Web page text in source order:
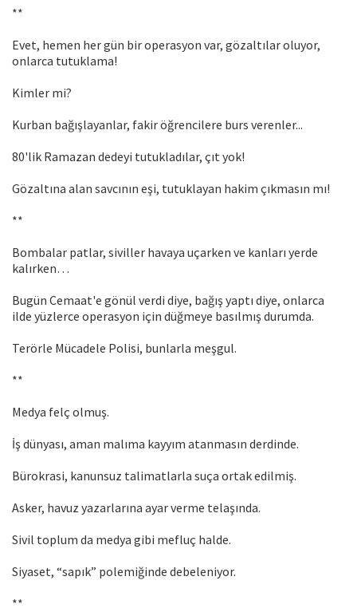
**
Evet, hemen her gün bir operasyon var, gözaltılar oluyor,
onlarca tutuklama!
Kimler mi?
Kurban bağışlayanlar, fakir öğrencilere burs verenler...
80'lik Ramazan dedeyi tutukladılar, çıt yok!
Gözaltına alan savcının eşi, tutuklayan hakim çıkmasın mı!
**
Bombalar patlar, siviller havaya uçarken ve kanları yerde
kalırken…
Bugün Cemaat'e gönül verdi diye, bağış yaptı diye, onlarca
ilde yüzlerce operasyon için düğmeye basılmış durumda.
Terörle Mücadele Polisi, bunlarla meşgul.
**
Medya felç olmuş.
İş dünyası, aman malıma kayyım atanmasın derdinde.
Bürokrasi, kanunsuz talimatlarla suça ortak edilmiş.
Asker, havuz yazarlarına ayar verme telaşında.
Sivil toplum da medya gibi mefluç halde.
Siyaset, “sapık” polemiğinde debeleniyor.
**